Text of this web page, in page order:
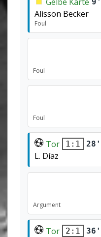
Alisson Becker
Foul
Foul
Foul
Tor 1:1 28'
L. Díaz
Argument
Tor 2:1 36'